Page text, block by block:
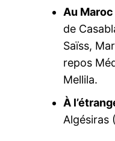
Au Maroc
de
Saïss,
repos
Mellila.
À
Algésiras